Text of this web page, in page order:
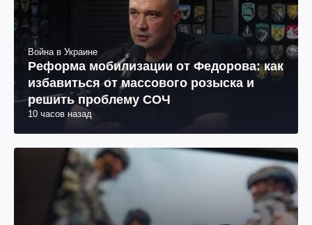
Война в Украине
Реформа мобилизации от Федорова: как
избавиться от массового розыска и
решить проблему СОЧ
10 часов назад